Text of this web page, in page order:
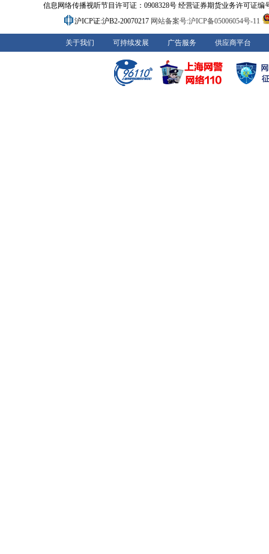
信息网络传播视听节目许可证：0908328号 经营证券期货业务许可证编
沪ICP证:沪B2-20070217 网站备案号:沪ICP备05006054号-11
关于我们 可持续发展 广告服务 供应商平台